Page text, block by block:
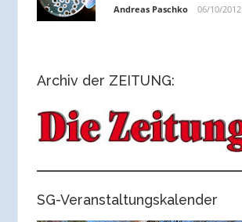
Andreas Paschko 06/10/2012
Archiv der ZEITUNG:
SG-Veranstaltungskalender